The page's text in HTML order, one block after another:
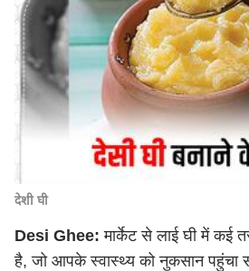
देशी घी
Desi Ghee:मार्केट से लाई घी में कई
है, जो आपके स्वास्थ्य को नुकसान पहुंचा